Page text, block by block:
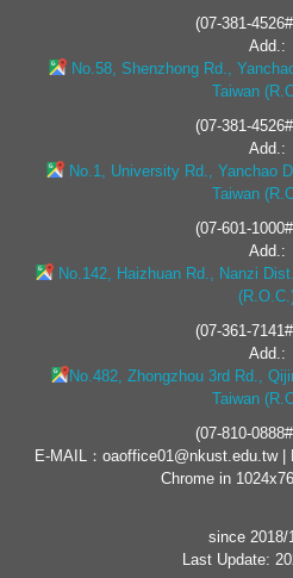
(07-381-
Add.:
No.58, Shenzhong Rd.,
Taiwan
(07-381-
Add.:
No.1, University Rd., Yanchao
Taiwan
(07-601-
Add.:
No.142, Haizhuan Rd., Nanzi
(07-361-
Add.:
No.482, Zhongzhou 3rd Rd.,
Taiwan
(07-810-
E-MAIL：oaoffice01@nkust.edu.tw
Chrome in
since 2018/
Last Update: